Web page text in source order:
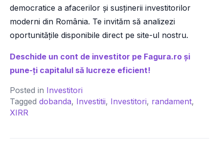
democratice a afacerilor și susținerii investitorilor
moderni din România. Te invităm să analizezi
oportunitățile disponibile direct pe site-ul nostru.
Deschide un cont de investitor pe Fagura.ro și
pune-ți capitalul să lucreze eficient!
Posted in Investitori
Tagged dobanda, Investitii, Investitori, randament,
XIRR